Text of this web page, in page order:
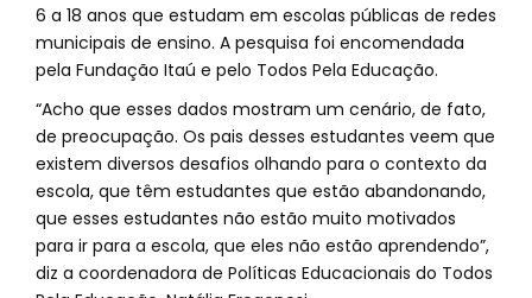
6 a 18 anos que estudam em escolas públicas de redes
municipais de ensino. A pesquisa foi encomendada
pela Fundação Itaú e pelo Todos Pela Educação.
“Acho que esses dados mostram um cenário, de fato,
de preocupação. Os pais desses estudantes veem que
existem diversos desafios olhando para o contexto da
escola, que têm estudantes que estão abandonando,
que esses estudantes não estão muito motivados
para ir para a escola, que eles não estão aprendendo”,
diz a coordenadora de Políticas Educacionais do Todos